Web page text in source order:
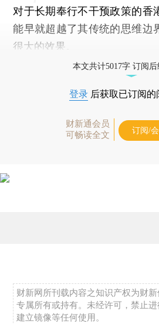
对于长期奉行不干预政策的香
能早就超越了其传统的思维边
很大的效果。
本文共计5017字 订阅
登录 后获取已订阅的
财新通会员
可畅读全文
订阅/
财新网所刊载内容之知识产权为财
专属所有或持有。未经许可，禁止
建立镜像等任何使用。